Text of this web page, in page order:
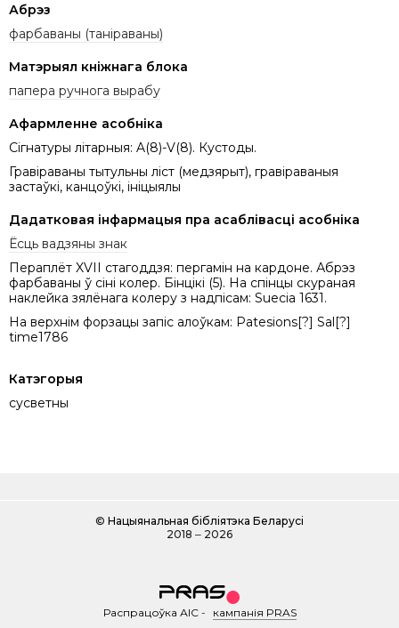
Абрэз
фарбаваны (таніраваны)
Матэрыял кніжнага блока
папера ручнога вырабу
Афармленне асобніка
Сігнатуры літарныя: A(8)-V(8). Кустоды.
Гравіраваны тытульны ліст (медзярыт), гравіраваныя
застаўкі, канцоўкі, ініцыялы
Дадатковая інфармацыя пра асаблівасці асобніка
Ёсць вадзяны знак
Пераплёт XVII стагоддзя: пергамін на кардоне. Абрэз
фарбаваны ў сіні колер. Бінцікі (5). На спінцы скураная
наклейка зялёнага колеру з надпісам: Suecia 1631.
На верхнім форзацы запіс алоўкам: Patesions[?] Sal[?]
time1786
Катэгорыя
сусветны
© Нацыянальная бібліятэка Беларусі
2018 ‒ 2026
Распрацоўка АІС- кампанія PRAS